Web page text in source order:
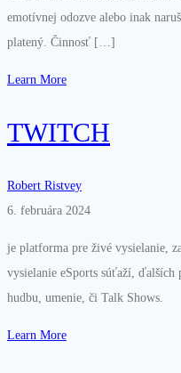
emotívnej odozve alebo inak
platený. Činnosť […]
Learn More
TWITCH
Robert Ristvey
6. februára 2024
je platforma pre živé vysielanie,
vysielanie eSports súťaží, ďalších
hudbu, umenie, či Talk Shows.
Learn More